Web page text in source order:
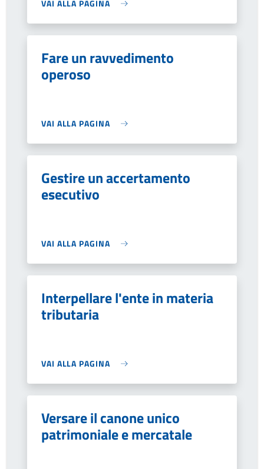
VAI ALLA PAGINA
Fare un ravvedimento
operoso
VAI ALLA PAGINA
Gestire un accertamento
esecutivo
VAI ALLA PAGINA
Interpellare l'ente in materia
tributaria
VAI ALLA PAGINA
Versare il canone unico
patrimoniale e mercatale